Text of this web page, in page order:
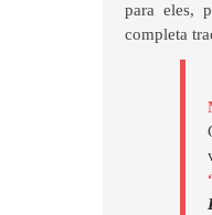
para eles,
completa